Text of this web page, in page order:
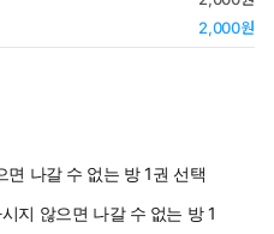
2,000원
나갈 수 없는 방 1권 선택